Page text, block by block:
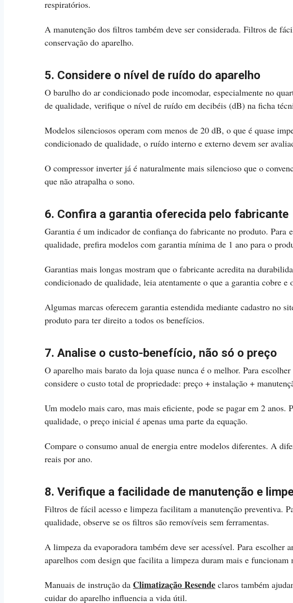
respiratórios.
A manutenção dos filtros também deve ser considerada. Filtros de
conservação do aparelho.
5. Considere o nível de ruído do aparelho
O barulho do ar condicionado pode incomodar, especialmente no
de qualidade, verifique o nível de ruído em decibéis (dB) na ficha
Modelos silenciosos operam com menos de 20 dB, o que é quase
condicionado de qualidade, o ruído interno e externo devem ser
O compressor inverter já é naturalmente mais silencioso que o
que não atrapalha o sono.
6. Confira a garantia oferecida pelo fabricante
Garantia é um indicador de confiança do fabricante no produto. Para
qualidade, prefira modelos com garantia mínima de 1 ano para o
Garantias mais longas mostram que o fabricante acredita na
condicionado de qualidade, leia atentamente o que a garantia cobre e
Algumas marcas oferecem garantia estendida mediante cadastro no
produto para ter direito a todos os benefícios.
7. Analise o custo-benefício, não só o preço
O aparelho mais barato da loja quase nunca é o melhor. Para
considere o custo total de propriedade: preço + instalação +
Um modelo mais caro, mas mais eficiente, pode se pagar em 2 anos.
qualidade, o preço inicial é apenas uma parte da equação.
Compare o consumo anual de energia entre modelos diferentes. A
reais por ano.
8. Verifique a facilidade de manutenção e
Filtros de fácil acesso e limpeza facilitam a manutenção preventiva.
qualidade, observe se os filtros são removíveis sem ferramentas.
A limpeza da evaporadora também deve ser acessível. Para escolher
aparelhos com design que facilita a limpeza duram mais e funcionam
Manuais de instrução da Climatização Resende claros também
cuidar do aparelho influencia a vida útil.